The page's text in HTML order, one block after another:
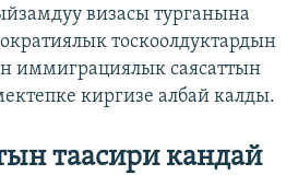
визасы турганына
тоскоолдуктардын
иммиграциялык саясаттын
киргизе албай калды.
таасири кандай